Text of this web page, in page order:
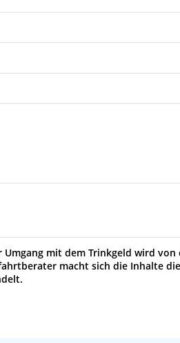
mit dem Trinkgeld wird
macht sich die Inhalte